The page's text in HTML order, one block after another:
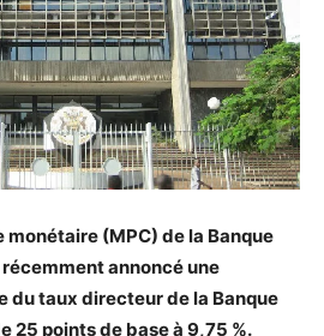
monétaire (MPC) de la Banque
annoncé une
taux directeur de la Banque
25 points de base à 9,75 %.